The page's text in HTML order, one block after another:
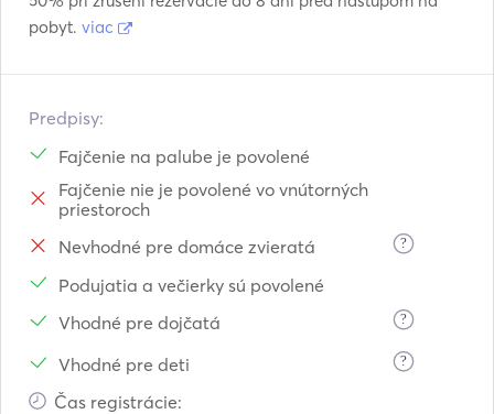
pobyt. viac
Predpisy:
Fajčenie na palube je povolené
Fajčenie nie je povolené vo vnútorných
priestoroch
Nevhodné pre domáce zvieratá
?
Podujatia a večierky sú povolené
Vhodné pre dojčatá
?
Vhodné pre deti ?
Čas registrácie: